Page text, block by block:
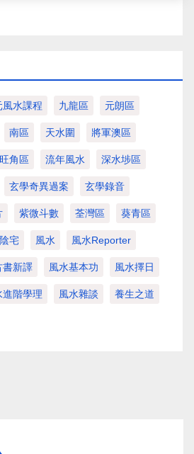
風水課程 九龍區 元朗區
南區 天水圍 將軍澳區
旺角區 流年風水 深水埗區
玄學奇異過案 玄學錄音
紫微斗數 荃灣區 葵青區
陰宅 風水 風水Reporter
書新譯 風水基本功 風水擇日
進階學理 風水雜談 養生之道